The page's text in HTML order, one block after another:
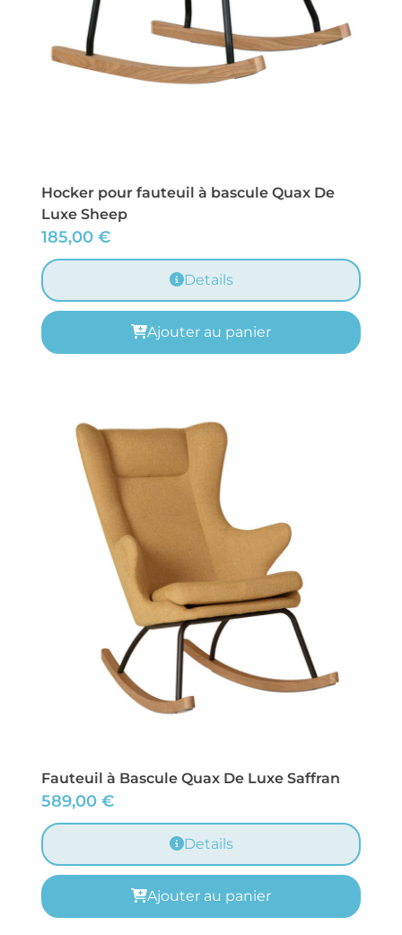
Hocker pour fauteuil à bascule Quax De
Luxe Sheep
185,00 €
Details
Ajouter au panier
Fauteuil à Bascule Quax De Luxe Saffran
589,00 €
Details
Ajouter au panier